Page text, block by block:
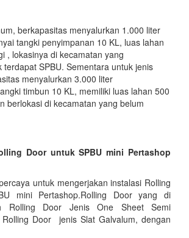
berkapasitas menyalurkan 1.000 liter
tangki penyimpanan 10 KL, luas lahan
, lokasinya di kecamatan yang
terdapat SPBU. Sementara untuk jenis
menyalurkan 3.000 liter
timbun 10 KL, memiliki luas lahan 500
berlokasi di kecamatan yang belum
Door untuk SPBU mini Pertashop
untuk mengerjakan instalasi Rolling
mini Pertashop.Rolling Door yang di
Rolling Door Jenis One Sheet Semi
Door jenis Slat Galvalum, dengan